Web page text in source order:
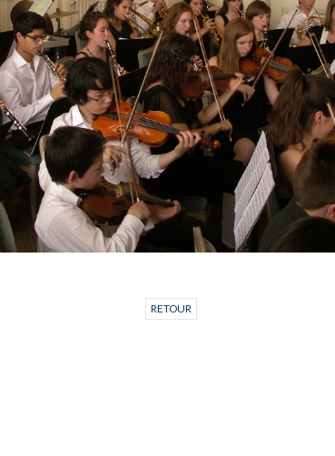
RETOUR